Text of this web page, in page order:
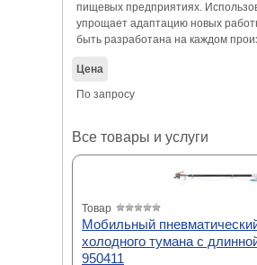
пищевых предприятиях.
упрощает адаптацию новых
быть разработана на каждом
Цена
По запросу
Все товары и услуги
Товар
Мобильный
холодного тумана с
950411